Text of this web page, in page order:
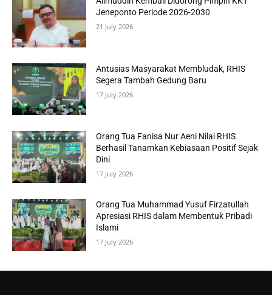
Jeneponto Periode 2026-2030
21 July 2026
Antusias Masyarakat Membludak, RHIS
Segera Tambah Gedung Baru
17 July 2026
Orang Tua Fanisa Nur Aeni Nilai RHIS
Berhasil Tanamkan Kebiasaan Positif Sejak
Dini
17 July 2026
Orang Tua Muhammad Yusuf Firzatullah
Apresiasi RHIS dalam Membentuk Pribadi
Islami
17 July 2026